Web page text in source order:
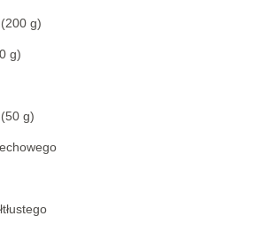
g)
g)
g)